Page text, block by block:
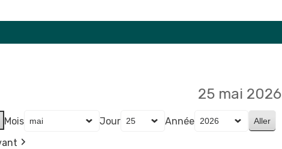
25 mai 2026
Mois Jour
Année